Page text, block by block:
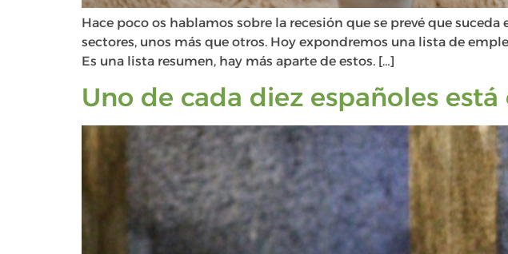
Hace poco os hablamos sobre la recesión que se prevé que
sectores, unos más que otros. Hoy expondremos una lista de
Es una lista resumen, hay más aparte de estos. […]
Uno de cada diez españoles